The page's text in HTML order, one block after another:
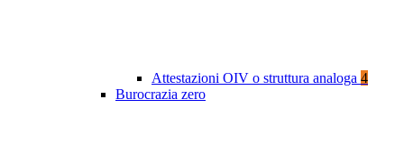
Attestazioni OIV o struttura analoga 4
Burocrazia zero